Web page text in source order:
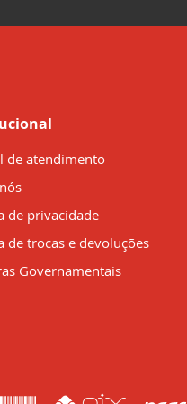
de atendimento
de privacidade
de trocas e devoluções
Governamentais